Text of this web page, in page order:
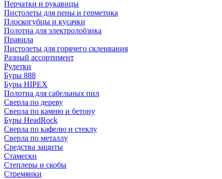
Перчатки и рукавицы
Пистолеты для пены и герметика
Плоскогубцы и кусачки
Полотна для электролобзика
Правила
Пистолеты для горячего склеивания
Разный ассортимент
Рулетки
Буры 888
Буры HIPEX
Полотна для сабельных пил
Сверла по дереву
Сверла по камню и бетону
Буры HeadRock
Сверла по кафелю и стеклу
Сверла по металлу
Средства защиты
Стамески
Степлеры и скобы
Стремянки